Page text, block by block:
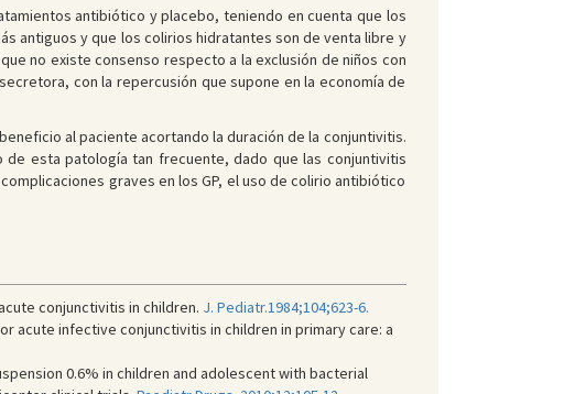
antibiótico y placebo, teniendo en cuenta que los
antiguos y que los colirios hidratantes son de venta libre y
no existe consenso respecto a la exclusión de niños con
con la repercusión que supone en la economía de
al paciente acortando la duración de la conjuntivitis.
de esta patología tan frecuente, dado que las conjuntivitis
graves en los GP, el uso de colirio antibiótico
conjunctivitis in children. J. Pediatr.1984;104;623-6.
acute infective conjunctivitis in children in primary care: a
0.6% in children and adolescent with bacterial